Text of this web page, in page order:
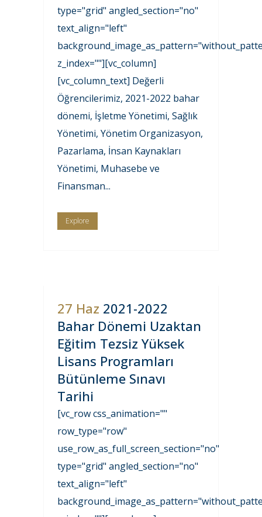
type="grid" angled_section="no"
text_align="left"
z_index=""][vc_column]
[vc_column_text] Değerli
Öğrencilerimiz, 2021-2022 bahar
dönemi, İşletme Yönetimi, Sağlık
Yönetimi, Yönetim Organizasyon,
Pazarlama, İnsan Kaynakları
Yönetimi, Muhasebe ve
Finansman...
Explore
27 Haz 2021-2022
Bahar Dönemi Uzaktan
Eğitim Tezsiz Yüksek
Lisans Programları
Bütünleme Sınavı
Tarihi
[vc_row css_animation=""
row_type="row"
use_row_as_full_screen_section="no"
type="grid" angled_section="no"
text_align="left"